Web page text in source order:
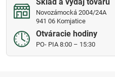
Novozámocká 2004/24A
941 06 Komjatice
Otváracie hodiny
PO- PIA 8:00 – 15:30